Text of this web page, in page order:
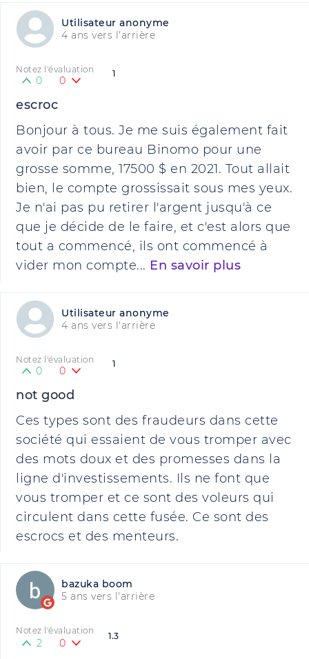
Utilisateur anonyme
4 ans vers l'arrière
1
Notez l'évaluation
0 0
escroc
Bonjour à tous. Je me suis également fait
avoir par ce bureau Binomo pour une
grosse somme, 17500 $ en 2021. Tout allait
bien, le compte grossissait sous mes yeux.
Je n'ai pas pu retirer l'argent jusqu'à ce
que je décide de le faire, et c'est alors que
tout a commencé, ils ont commencé à
vider mon compte... En savoir plus
Utilisateur anonyme
4 ans vers l'arrière
1
Notez l'évaluation
0 0
not good
Ces types sont des fraudeurs dans cette
société qui essaient de vous tromper avec
des mots doux et des promesses dans la
ligne d'investissements. Ils ne font que
vous tromper et ce sont des voleurs qui
circulent dans cette fusée. Ce sont des
escrocs et des menteurs.
bazuka boom
5 ans vers l'arrière
1.3
Notez l'évaluation
2 0